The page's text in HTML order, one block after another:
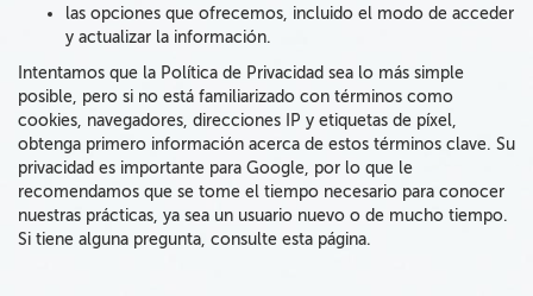
las opciones que ofrecemos, incluido el modo de acceder
y actualizar la información.
Intentamos que la Política de Privacidad sea lo más simple
posible, pero si no está familiarizado con términos como
cookies, navegadores, direcciones IP y etiquetas de píxel,
obtenga primero información acerca de estos términos clave. Su
privacidad es importante para Google, por lo que le
recomendamos que se tome el tiempo necesario para conocer
nuestras prácticas, ya sea un usuario nuevo o de mucho tiempo.
Si tiene alguna pregunta, consulte esta página.